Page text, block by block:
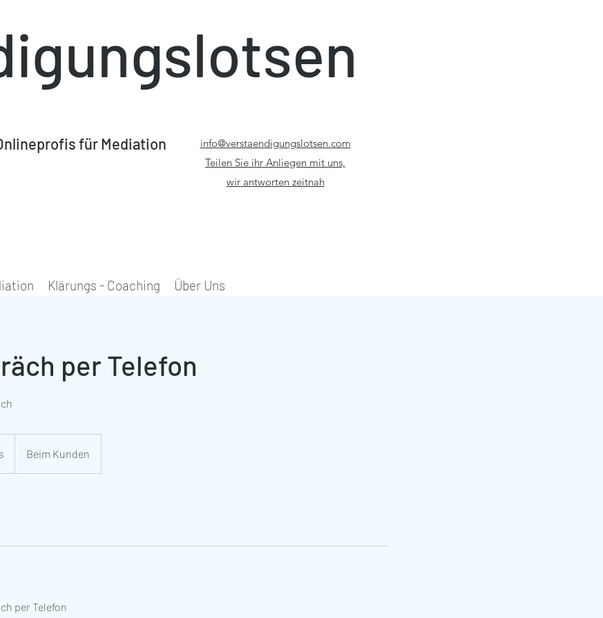
für Mediation
info@verstaendigungslotsen.com
Teilen Sie ihr Anliegen mit uns,
wir antworten zeitnah
Klärungs - Coaching Über Uns
per Telefon
Beim Kunden
per Telefon